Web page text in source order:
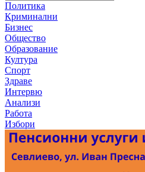
Политика
Криминални
Бизнес
Общество
Образование
Култура
Спорт
Здраве
Интервю
Анализи
Работа
Избори